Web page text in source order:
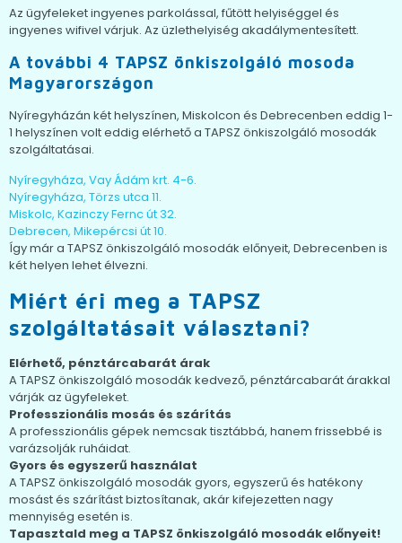
Az ügyfeleket ingyenes parkolással, fűtött helyiséggel és
ingyenes wifivel várjuk. Az üzlethelyiség akadálymentesített.
A további 4 TAPSZ önkiszolgáló mosoda
Magyarországon
Nyíregyházán két helyszínen, Miskolcon és Debrecenben eddig 1-
1 helyszínen volt eddig elérhető a TAPSZ önkiszolgáló mosodák
szolgáltatásai.
Nyíregyháza, Vay Ádám krt. 4-6.
Nyíregyháza, Törzs utca 11.
Miskolc, Kazinczy Fernc út 32.
Debrecen, Mikepércsi út 10.
Így már a TAPSZ önkiszolgáló mosodák előnyeit, Debrecenben is
két helyen lehet élvezni.
Miért éri meg a TAPSZ
szolgáltatásait választani?
Elérhető, pénztárcabarát árak
A TAPSZ önkiszolgáló mosodák kedvező, pénztárcabarát árakkal
várják az ügyfeleket.
Professzionális mosás és szárítás
A professzionális gépek nemcsak tisztábbá, hanem frissebbé is
varázsolják ruháidat.
Gyors és egyszerű használat
A TAPSZ önkiszolgáló mosodák gyors, egyszerű és hatékony
mosást és szárítást biztosítanak, akár kifejezetten nagy
mennyiség esetén is.
Tapasztald meg a TAPSZ önkiszolgáló mosodák előnyeit!